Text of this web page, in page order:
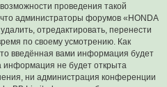
проведения такой
администраторы форумов «HONDA
отредактировать, перенести
по своему усмотрению. Как
введённая вами информация будет
информация не будет открыта
ни администрация конференции